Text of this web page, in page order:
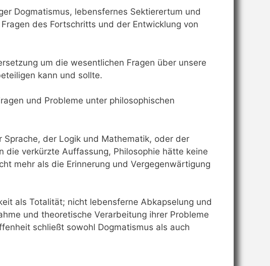
Dogmatismus, lebensfernes Sektierertum und
des Fortschritts und der Entwicklung von
um die wesentlichen Fragen über unsere
kann und sollte.
und Probleme unter philosophischen
der Logik und Mathematik, oder der
verkürzte Auffassung, Philosophie hätte keine
mehr als die Erinnerung und Vergegenwärtigung
als Totalität; nicht lebensferne Abkapselung und
und theoretische Verarbeitung ihrer Probleme
schließt sowohl Dogmatismus als auch